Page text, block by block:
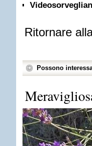
Ritornare
Possono